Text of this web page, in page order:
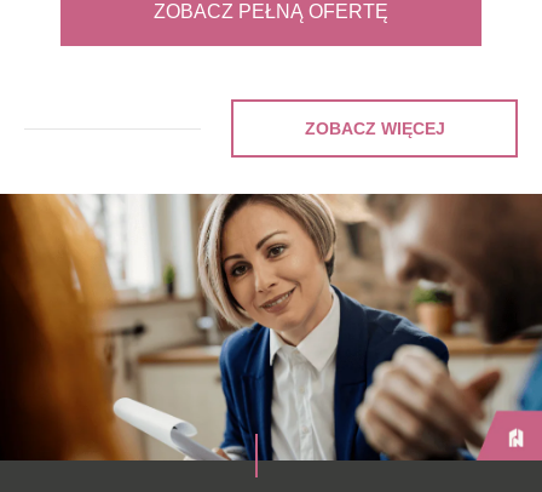
ZOBACZ PEŁNĄ OFERTĘ
ZOBACZ WIĘCEJ